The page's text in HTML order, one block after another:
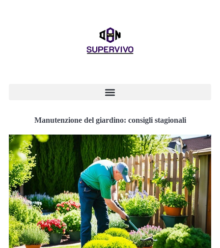
Manutenzione del giardino: consigli stagionali